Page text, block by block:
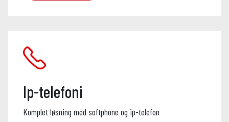
Ip-telefoni
Komplet løsning med softphone og ip-telefon